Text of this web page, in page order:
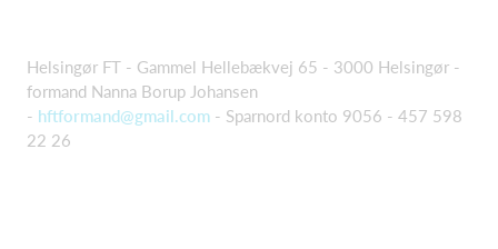
Helsingør FT - Gammel Hellebækvej 65 - 3000 Helsingør -
formand Nanna Borup Johansen
- hftformand@gmail.com - Sparnord konto 9056 - 457 598
22 26